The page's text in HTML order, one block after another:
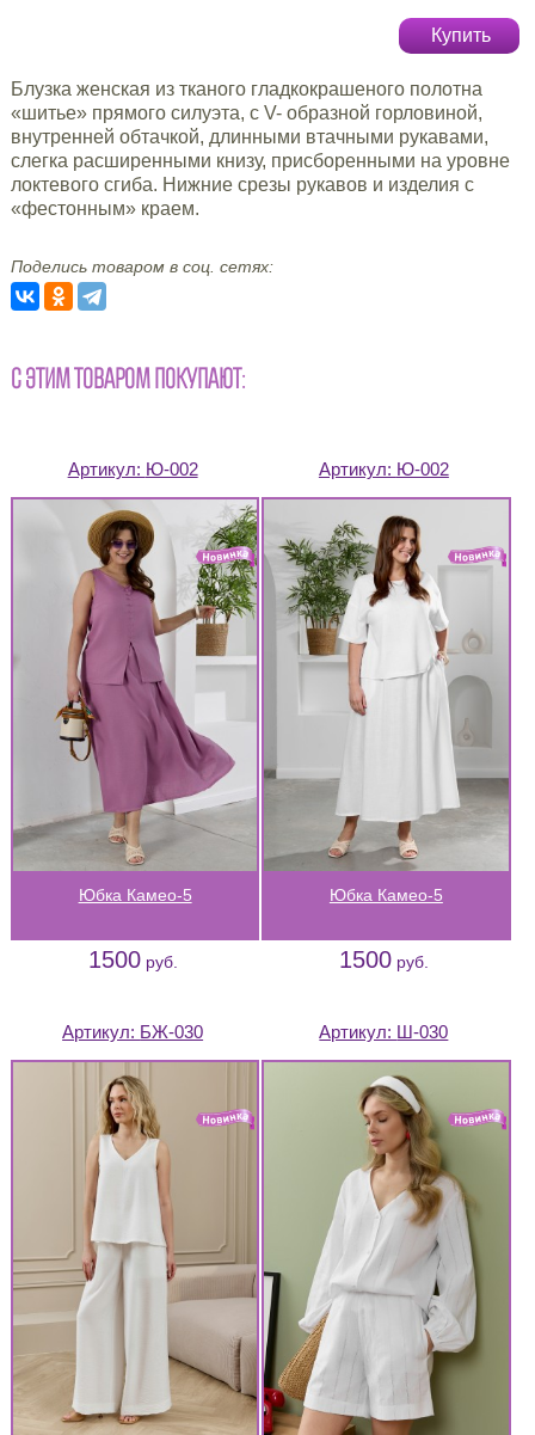
Купить
Блузка женская из тканого гладкокрашеного полотна
«шитье» прямого силуэта, с V- образной горловиной,
внутренней обтачкой, длинными втачными рукавами,
слегка расширенными книзу, присборенными на уровне
локтевого сгиба. Нижние срезы рукавов и изделия с
«фестонным» краем.
Поделись товаром в соц. сетях:
С ЭТИМ ТОВАРОМ ПОКУПАЮТ:
Артикул: Ю-002
Юбка Камео-5
1500руб.
Артикул: Ю-002
Юбка Камео-5
1500руб.
Артикул: БЖ-030 Артикул: Ш-030